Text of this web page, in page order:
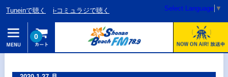
Tuneinで聴く i-コミュラジで聴く Select Language ▼
0